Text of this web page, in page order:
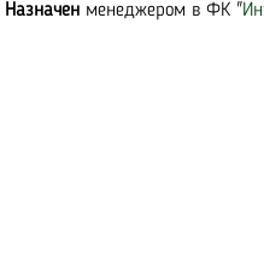
Назначен менеджером в ФК "